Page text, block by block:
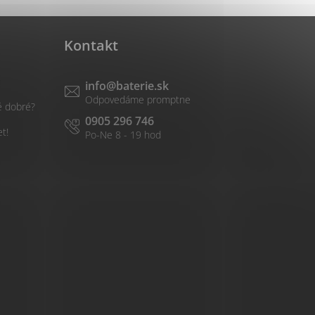
dobré?
Kontakt
info@baterie.sk
0905 296 746